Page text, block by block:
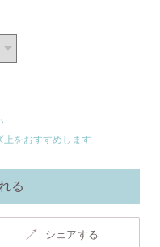
をおすすめします
る
↗ シェアする